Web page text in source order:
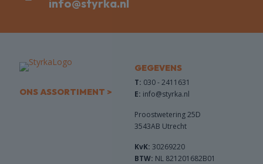
info@styrka.nl
ONS ASSORTIMENT >
GEGEVENS
T: 030 - 2411631
E: info@styrka.nl
Proostwetering 25D
3543AB Utrecht
KvK: 30269220
BTW: NL 821201682B01